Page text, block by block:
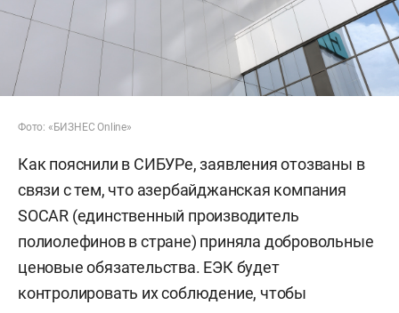
Фото: «БИЗНЕС Online»
Как пояснили в СИБУРе, заявления отозваны в
связи с тем, что азербайджанская компания
SOCAR (единственный производитель
полиолефинов в стране) приняла добровольные
ценовые обязательства. ЕЭК будет
контролировать их соблюдение, чтобы